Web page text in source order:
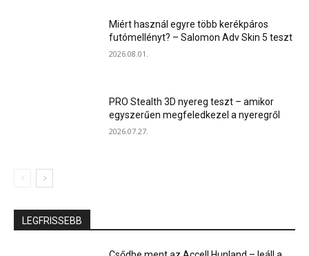
Miért használ egyre több kerékpáros
futómellényt? – Salomon Adv Skin 5 teszt
2026.08.01.
PRO Stealth 3D nyereg teszt – amikor
egyszerűen megfeledkezel a nyeregről
2026.07.27.
LEGFRISSEBB